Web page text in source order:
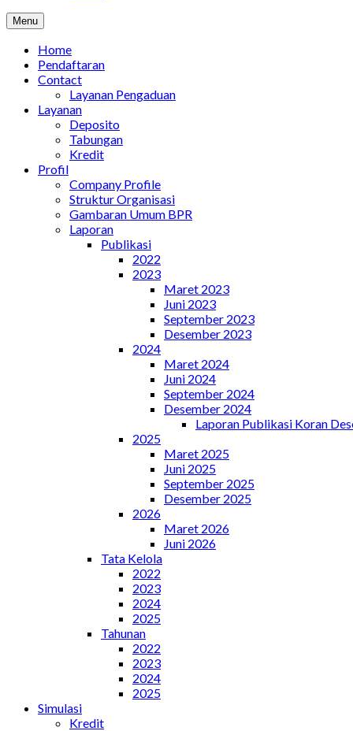
Menu
Home
Pendaftaran
Contact
Layanan Pengaduan
Layanan
Deposito
Tabungan
Kredit
Profil
Company Profile
Struktur Organisasi
Gambaran Umum BPR
Laporan
Publikasi
2022
2023
Maret 2023
Juni 2023
September 2023
Desember 2023
2024
Maret 2024
Juni 2024
September 2024
Desember 2024
Laporan Publikasi Koran
2025
Maret 2025
Juni 2025
September 2025
Desember 2025
2026
Maret 2026
Juni 2026
Tata Kelola
2022
2023
2024
2025
Tahunan
2022
2023
2024
2025
Simulasi
Kredit